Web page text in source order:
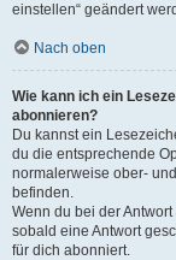
einstellen“ geändert
Nach oben
Wie kann ich ein
abonnieren?
Du kannst ein
du die entsprechende
normalerweise ober-
befinden.
Wenn du bei der
sobald eine Antwort
für dich abonniert.